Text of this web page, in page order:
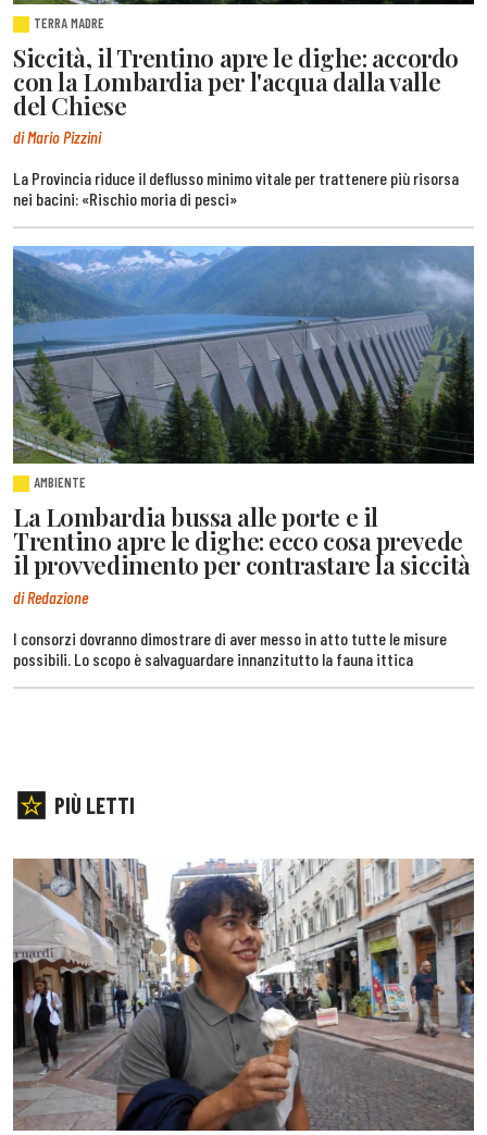
TERRA MADRE
Siccità, il Trentino apre le dighe: accordo
con la Lombardia per l'acqua dalla valle
del Chiese
di Mario Pizzini
La Provincia riduce il deflusso minimo vitale per trattenere più risorsa
nei bacini: «Rischio moria di pesci»
AMBIENTE
La Lombardia bussa alle porte e il
Trentino apre le dighe: ecco cosa prevede
il provvedimento per contrastare la siccità
di Redazione
I consorzi dovranno dimostrare di aver messo in atto tutte le misure
possibili. Lo scopo è salvaguardare innanzitutto la fauna ittica
PIÙ LETTI